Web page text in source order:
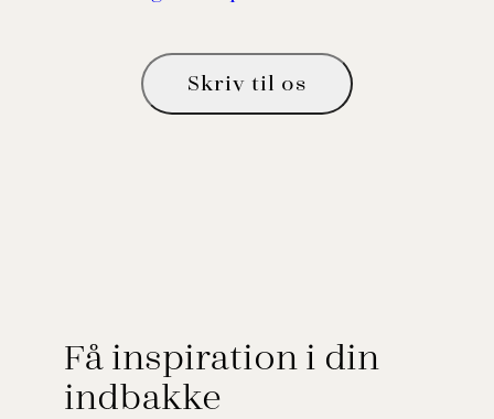
Skriv til os
Få inspiration i din
indbakke